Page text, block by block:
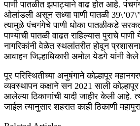
पाणी पातळीत झपाट्याने वाढ होत आहे.
ओलांडली असून सध्या पाणी पातळी
त्यामुळे पंचगंगेचे पाणी धोका पातळीकडे
पाण्याची पातळी वाढत राहिल्यास पुराचे पाणी
नागरिकांनी वेळेत स्थलांतरीत होवून
आवाहन जिल्हाधिकारी अमोल येडगे यांनी
पूर परिस्थितीच्या अनुषंगाने कोल्हापूर
व्यवस्थापन कक्षाने सन 2021 साली कोल्हापूर
आलेल्या ठिकाणांची यादी जाहीर केली आहे.
जाईल त्यानुसार शहरात काही ठिकाणी